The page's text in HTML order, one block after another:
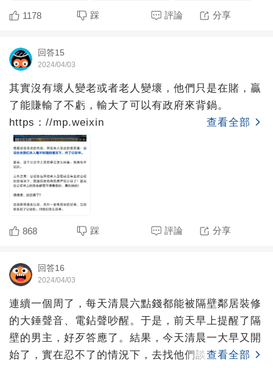
1178 踩 評論 分享
回答15
2024/04/03
其實沒有壞人變老或者老人變壞，他們只是在賭，贏
了能賺輸了不虧，輸大了可以有政府來背鍋。
https：//mp.weixin
查看全部
868 踩 評論 分享
回答16
2024/04/03
連續一個周了，每天清晨六點錢都能被隔壁鄰居裝修
的大錘聲音、電鉆聲吵醒。于是，前天早上提醒了隔
壁的男主，好歹答應了。結果，今天清晨一大早又開
始了，實在忍不了的情況下，去找他們談，希望能夠
查看全部